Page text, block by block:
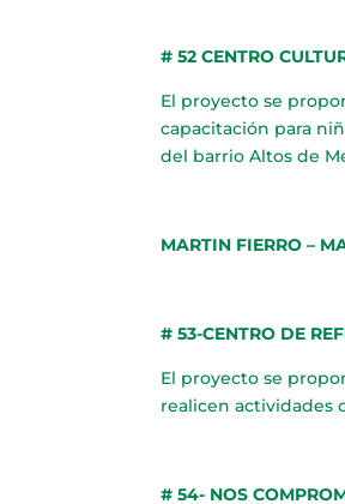
# 52 CENTRO
El proyecto se
capacitación para
del barrio Altos de
MARTIN FIERRO –
# 53-CENTRO DE
El proyecto se
realicen actividades
# 54- NOS